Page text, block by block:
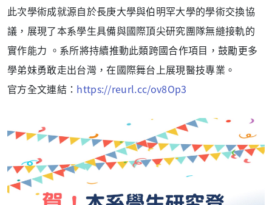
此次學術成就源自於長庚大學與伯明罕大學的學術交換協
議，展現了本系學生具備與國際頂尖研究團隊無縫接軌的
實作能力 。系所將持續推動此類跨國合作項目，鼓勵更多
學弟妹勇敢走出台灣，在國際舞台上展現醫技專業。
官方全文連結： https://reurl.cc/ov8Op3